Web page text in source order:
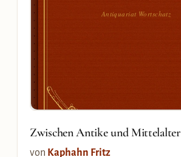
Antiquariat Wortschatz
Zwischen Antike und Mittelalter
von Kaphahn Fritz